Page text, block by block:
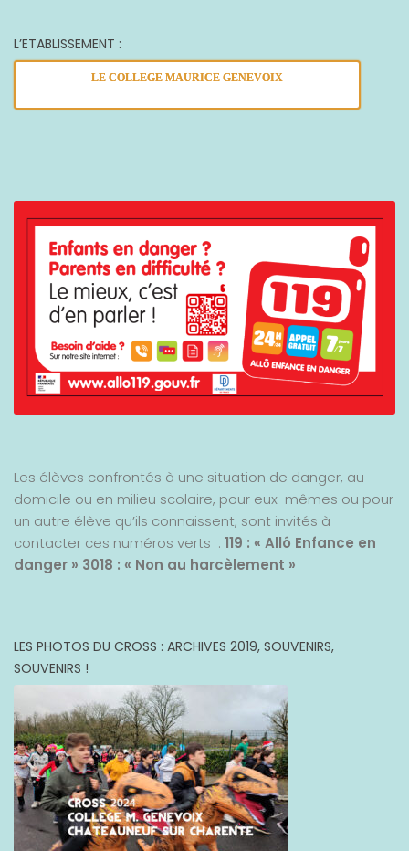
L’ETABLISSEMENT :
LE COLLEGE MAURICE GENEVOIX
Les élèves confrontés à une situation de danger, au
domicile ou en milieu scolaire, pour eux-mêmes ou pour
un autre élève qu’ils connaissent, sont invités à
contacter ces numéros verts : 119 : « Allô Enfance en
danger » 3018 : « Non au harcèlement »
LES PHOTOS DU CROSS : ARCHIVES 2019, SOUVENIRS,
SOUVENIRS !